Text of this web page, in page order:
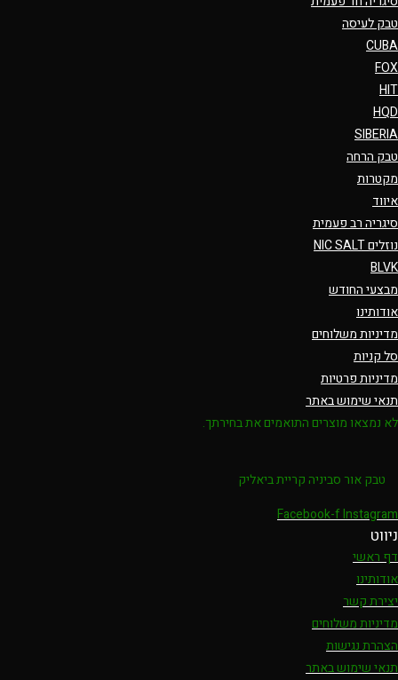
טבק לעיסה
CUBA
FOX
HIT
HQD
SIBERIA
טבק הרחה
מקטרות
איווד
סיגריה רב פעמית
נוזלים NIC SALT
BLVK
מבצעי החודש
אודותינו
מדיניות משלוחים
סל קניות
מדיניות פרטיות
תנאי שימוש באתר
לא נמצאו מוצרים התואמים את בחירתך.
טבק אור סביניה קריית ביאליק
Facebook-fInstagram
ניווט
דף ראשי
אודותינו
יצירת קשר
מדיניות משלוחים
הצהרת נגישות
תנאי שימוש באתר